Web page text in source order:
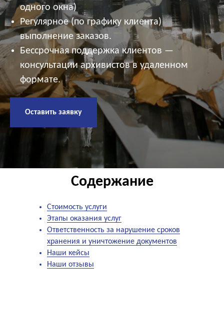
одного окна)
Регулярное (по графику клиента)
выполнение заказов.
Бессрочная поддержка клиентов —
консультации архивистов в удаленном
формате.
Оставить заявку
Содержание
Стоимость услуги
Этапы оказания услуг
Ответственность за нарушение сроков
хранения и уничтожение документов
Наши кейсы
Наши отзывы